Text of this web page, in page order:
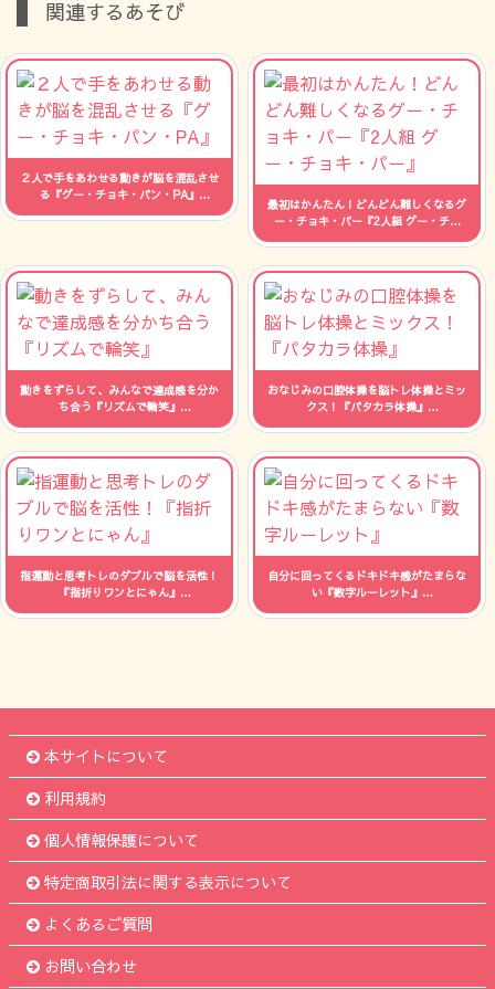
関連するあそび
２人で手をあわせる動きが脳を混乱させ
る『グー・チョキ・パン・PA』
最初はかんたん！どんどん難しくなるグ
ー・チョキ・パー『2人組 グー・チョ
動きをずらして、みんなで達成感を分か
ち合う『リズムで輪笑』
おなじみの口腔体操を脳トレ体操とミッ
クス！『パタカラ体操』
指運動と思考トレのダブルで脳を活性！
『指折りワンとにゃん』
自分に回ってくるドキドキ感がたまらな
い『数字ルーレット』
本サイトについて
利用規約
個人情報保護について
特定商取引法に関する表示について
よくあるご質問
お問い合わせ